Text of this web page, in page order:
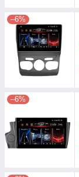
–6%
–6%